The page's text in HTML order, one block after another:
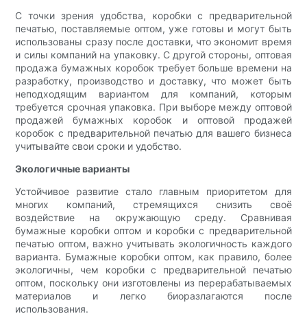
С точки зрения удобства, коробки с предварительной
печатью, поставляемые оптом, уже готовы и могут быть
использованы сразу после доставки, что экономит время
и силы компаний на упаковку. С другой стороны, оптовая
продажа бумажных коробок требует больше времени на
разработку, производство и доставку, что может быть
неподходящим вариантом для компаний, которым
требуется срочная упаковка. При выборе между оптовой
продажей бумажных коробок и оптовой продажей
коробок с предварительной печатью для вашего бизнеса
учитывайте свои сроки и удобство.
Экологичные варианты
Устойчивое развитие стало главным приоритетом для
многих компаний, стремящихся снизить своё
воздействие на окружающую среду. Сравнивая
бумажные коробки оптом и коробки с предварительной
печатью оптом, важно учитывать экологичность каждого
варианта. Бумажные коробки оптом, как правило, более
экологичны, чем коробки с предварительной печатью
оптом, поскольку они изготовлены из перерабатываемых
материалов и легко биоразлагаются после
использования.